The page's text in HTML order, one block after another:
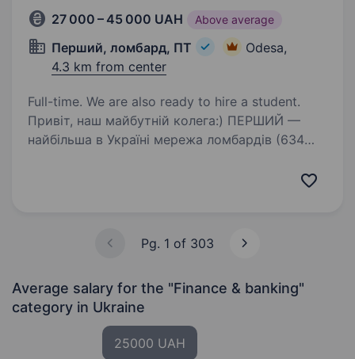
27 000 – 45 000 UAH Above average
Перший, ломбард, ПТ
Odesa,
4.3 km from center
Full-time. We are also ready to hire a student.
Привіт, наш майбутній колега:) ПЕРШИЙ —
найбільша в Україні мережа ломбардів (634
де можна отримати різні фінансові послуги
Pg. 1 of 303
Average salary for the "Finance & banking"
category in Ukraine
25000 UAH